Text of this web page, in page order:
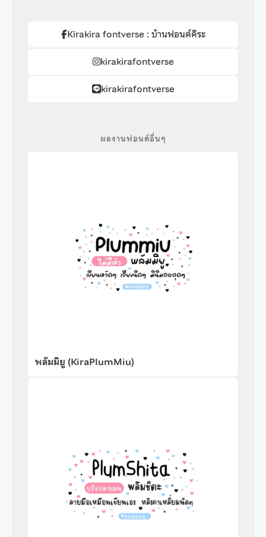
Kirakira fontverse : บ้านฟอนต์คิระ
kirakirafontverse
kirakirafontverse
ผลงานฟอนต์อื่นๆ
พลัมมิยู (KiraPlumMiu)